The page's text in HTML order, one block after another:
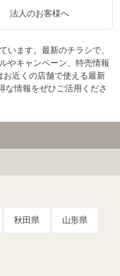
法人のお客様へ
います。最新のチラシで、
やキャンペーン、特売情報
近くの店舗で使える最新
な情報をぜひご活用くださ
秋田県 山形県